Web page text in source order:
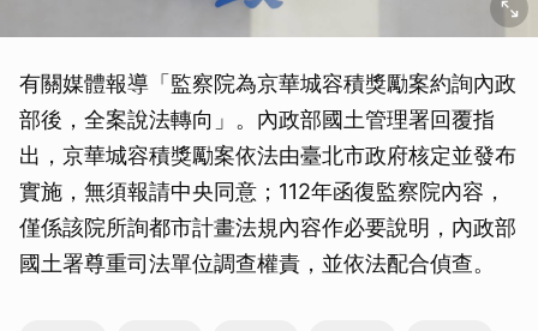
有關媒體報導「監察院為京華城容積獎勵案約詢內政
部後，全案說法轉向」。內政部國土管理署回覆指
出，京華城容積獎勵案依法由臺北市政府核定並發布
實施，無須報請中央同意；112年函復監察院內容，
僅係該院所詢都市計畫法規內容作必要說明，內政部
國土署尊重司法單位調查權責，並依法配合偵查。